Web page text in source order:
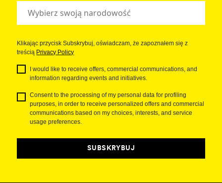
Klikając przycisk Subskrybuj, oświadczam, że zapoznałem się z
treścią Privacy Policy
I would like to receive offers, commercial communications, and
information regarding events and initiatives.
Consent to the processing of my personal data for profiling
purposes, in order to receive personalized offers and commercial
communications based on my choices, interests, and service
usage preferences.
SUBSKRYBUJ